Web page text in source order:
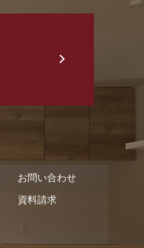
お問い合わせ
資料請求